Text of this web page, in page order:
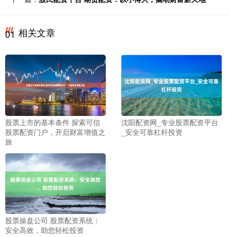
01 相关文章
股票上市的基本条件 探索可信
股票配资门户，开启财富增值之
旅
沈阳配资网_专业股票配资平台
_安全可靠杠杆投资
股票操盘公司 股票配资系统：
安全高效，助您轻松投资